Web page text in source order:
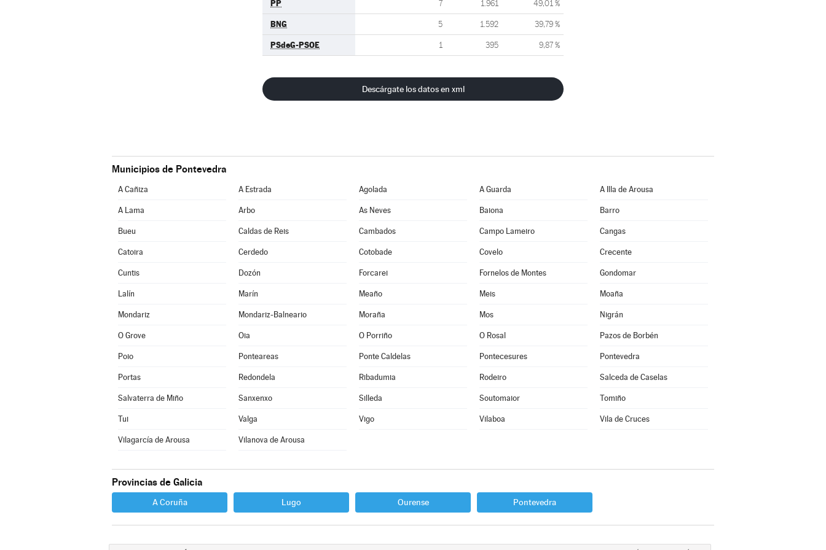
PP 7 1.961 49,01 %
BNG 5 1.592 39,79 %
PSdeG-PSOE 1 395 9,87 %
Descárgate los datos en xml
Municipios de Pontevedra
A Cañiza A Estrada Agolada A Guarda A Illa de Arousa
A Lama Arbo As Neves Baiona Barro
Bueu Caldas de Reis Cambados Campo Lameiro Cangas
Catoira Cerdedo Cotobade Covelo Crecente
Cuntis Dozón Forcarei Fornelos de Montes Gondomar
Lalín Marín Meaño Meis Moaña
Mondariz Mondariz-Balneario Moraña Mos Nigrán
O Grove Oia O Porriño O Rosal Pazos de Borbén
Poio Ponteareas Ponte Caldelas Pontecesures Pontevedra
Portas Redondela Ribadumia Rodeiro Salceda de Caselas
Salvaterra de Miño Sanxenxo Silleda Soutomaior Tomiño
Tui Valga Vigo Vilaboa Vila de Cruces
Vilagarcía de Arousa Vilanova de Arousa
Provincias de Galicia
A Coruña Lugo Ourense Pontevedra